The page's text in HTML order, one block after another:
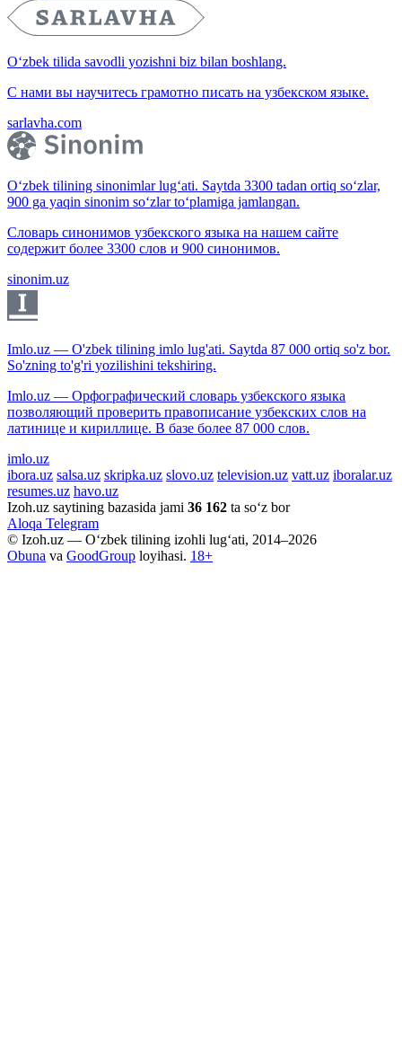
O‘zbek tilida savodli yozishni biz bilan boshlang.
С нами вы научитесь грамотно писать на узбекском языке.
sarlavha.com
O‘zbek tilining sinonimlar lug‘ati. Saytda 3300 tadan ortiq so‘zlar,
900 ga yaqin sinonim so‘zlar to‘plamiga jamlangan.
Словарь синонимов узбекского языка на нашем сайте
содержит более 3300 слов и 900 синонимов.
sinonim.uz
Imlo.uz — O'zbek tilining imlo lug'ati. Saytda 87 000 ortiq so'z bor.
So'zning to'g'ri yozilishini tekshiring.
Imlo.uz — Орфографический словарь узбекского языка
позволяющий проверить правописание узбекских слов на
латинице и кириллице. В базе более 87 000 слов.
imlo.uz
ibora.uz salsa.uz skripka.uz slovo.uz television.uz vatt.uz iboralar.uz
resumes.uz havo.uz
Izoh.uz saytining bazasida jami 36 162 ta so‘z bor
Aloqa Telegram
© Izoh.uz — O‘zbek tilining izohli lug‘ati, 2014–2026
Obuna va GoodGroup loyihasi. 18+